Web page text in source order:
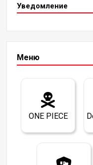
Уведомление
Меню
ONE PIECE